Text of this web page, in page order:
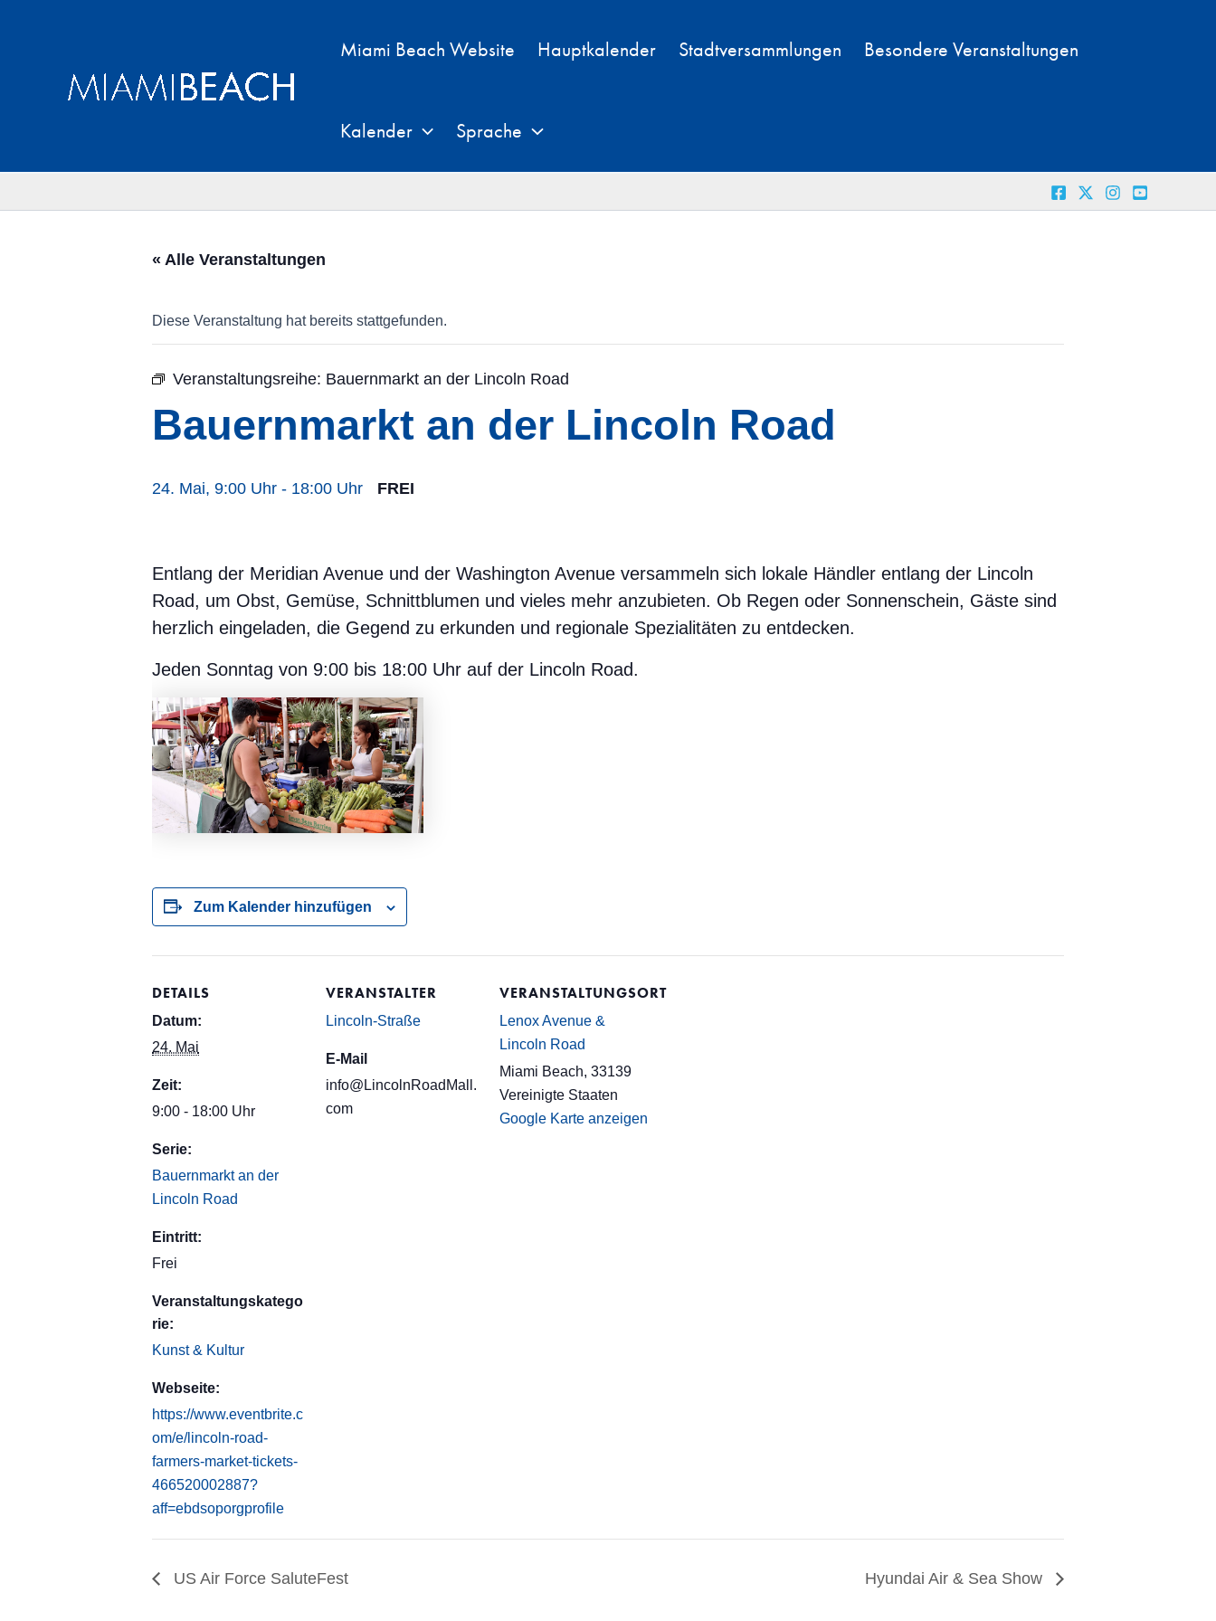
Miami Beach Website Hauptkalender Stadtversammlungen Besondere Veranstaltungen
Kalender Sprache
« Alle Veranstaltungen
Diese Veranstaltung hat bereits stattgefunden.
Veranstaltungsreihe: Bauernmarkt an der Lincoln Road
Bauernmarkt an der Lincoln Road
24. Mai, 9:00 Uhr - 18:00 Uhr FREI
Entlang der Meridian Avenue und der Washington Avenue versammeln sich lokale Händler entlang der Lincoln
Road, um Obst, Gemüse, Schnittblumen und vieles mehr anzubieten. Ob Regen oder Sonnenschein, Gäste sind
herzlich eingeladen, die Gegend zu erkunden und regionale Spezialitäten zu entdecken.
Jeden Sonntag von 9:00 bis 18:00 Uhr auf der Lincoln Road.
Zum Kalender hinzufügen
DETAILS
Datum:
24. Mai
Zeit:
9:00 - 18:00 Uhr
Serie:
Bauernmarkt an der
Lincoln Road
Eintritt:
Frei
Veranstaltungskatego
rie:
Kunst & Kultur
Webseite:
https://www.eventbrite.c
om/e/lincoln-road-
farmers-market-tickets-
466520002887?
aff=ebdsoporgprofile
VERANSTALTER
Lincoln-Straße
E-Mail
info@LincolnRoadMall.
com
VERANSTALTUNGSORT
Lenox Avenue &
Lincoln Road
Miami Beach, 33139
Vereinigte Staaten
Google Karte anzeigen
US Air Force SaluteFest Hyundai Air & Sea Show